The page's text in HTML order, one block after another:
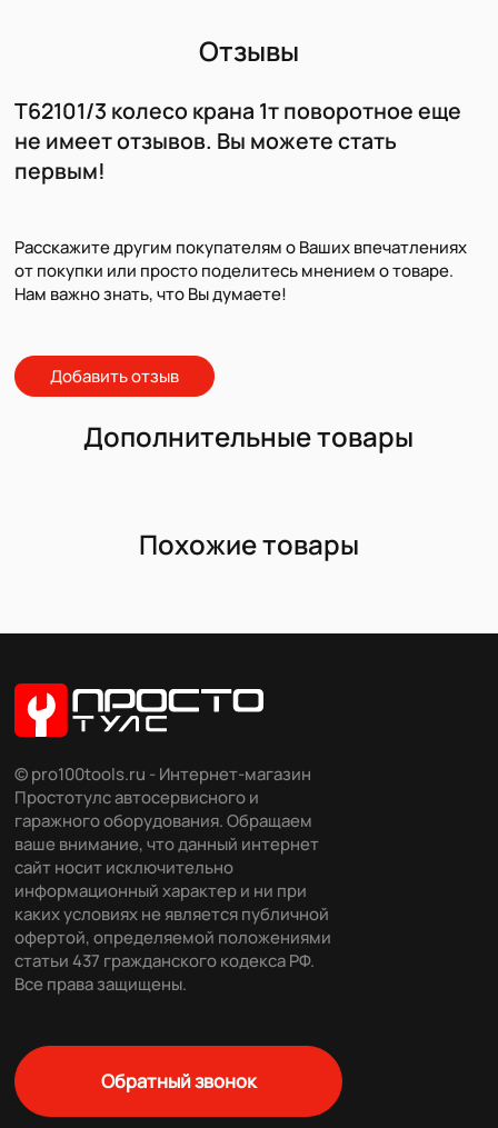
Отзывы
T62101/3 колесо крана 1т поворотное еще
не имеет отзывов. Вы можете стать
первым!
Расскажите другим покупателям о Ваших впечатлениях
от покупки или просто поделитесь мнением о товаре.
Нам важно знать, что Вы думаете!
Добавить отзыв
Дополнительные товары
Похожие товары
© pro100tools.ru - Интернет-магазин
Простотулс автосервисного и
гаражного оборудования. Обращаем
ваше внимание, что данный интернет
сайт носит исключительно
информационный характер и ни при
каких условиях не является публичной
офертой, определяемой положениями
статьи 437 гражданского кодекса РФ.
Все права защищены.
Обратный звонок